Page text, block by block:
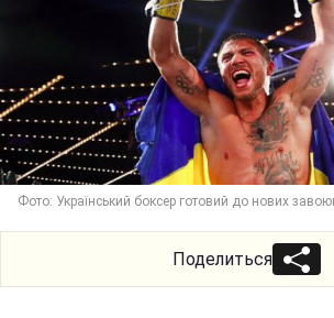
Фото: Український боксер готовий до нових
Поделиться